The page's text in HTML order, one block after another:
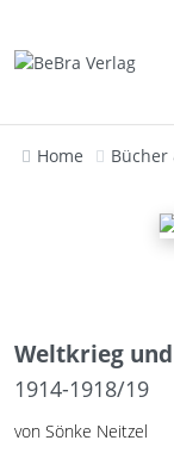
Home Bücher
Weltkrieg
1914-1918/19
von Sönke Neitzel